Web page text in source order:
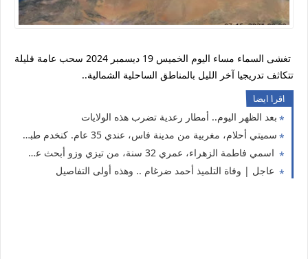
تغشى السماء مساء اليوم الخميس 19 ديسمبر 2024 سحب عامة قليلة
تتكاثف تدريجيا آخر الليل بالمناطق الساحلية الشمالية..
اقرا ايضا
بعد الظهر اليوم.. أمطار رعدية تضرب هذه الولايات
سميتي أحلام، مغربية من مدينة فاس، عندي 35 عام. كنخدم طبيبة فواحد المستشفى كنقلّب على شريك الحياة ناضج، جاد، وعارف قيمة المرأة
اسمي فاطمة الزهراء، عمري 32 سنة، من تيزي وزو أبحث عن شريك الحياة
عاجل | وفاة التلميذ أحمد ضرغام .. وهذه أولى التفاصيل